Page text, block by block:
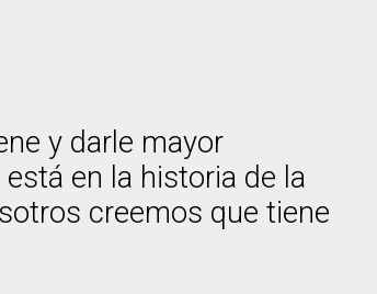
y darle mayor
en la historia de la
creemos que tiene